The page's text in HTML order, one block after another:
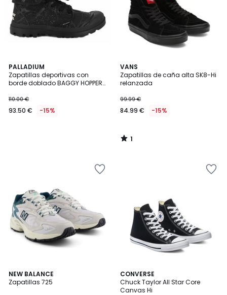
PALLADIUM
Zapatillas deportivas con
borde doblado BAGGY HOPPER
€
en
110.00 €
93.50 € -15%
VANS
Zapatillas de caña alta SK8-Hi
relanzada
99.99 €
84.99 € -15%
1
/
5
1
/
NEW BALANCE
Zapatillas 725
CONVERSE
Chuck Taylor All Star Core
Canvas Hi
4,7
/ 5